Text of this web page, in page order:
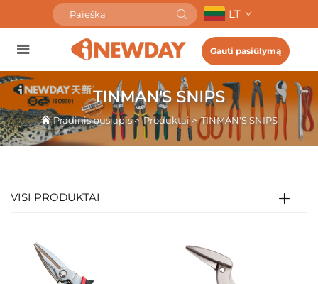
LT
Gauti pasiūlymą
TINMAN'S SNIPS
Pradinis puslapis>Produktai >TINMAN'S SNIPS
VISI PRODUKTAI